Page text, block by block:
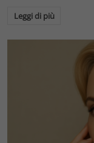
Leggi di più